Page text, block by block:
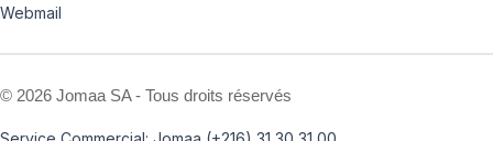
Webmail
© 2026 Jomaa SA - Tous droits réservés